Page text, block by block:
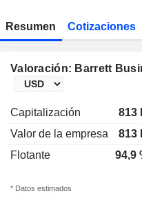
Resumen Cotizaciones
Valoración: Barrett
Capitalización 813
Valor de la empresa
813
Flotante
94,9
* Datos estimados